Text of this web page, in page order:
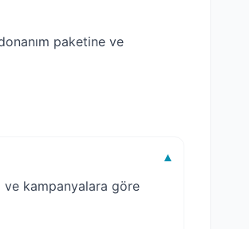
paketine ve
▾
ve kampanyalara göre